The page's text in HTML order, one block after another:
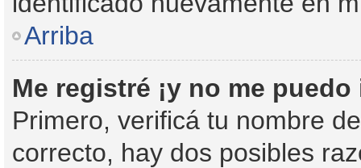
Arriba
Me registré ¡y no me
Primero, verificá tu nombre
correcto, hay dos posibles